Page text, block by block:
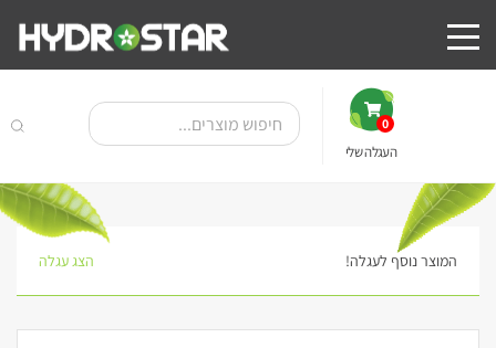
0
העגלה שלי
המוצר נוסף לעגלה! הצג עגלה